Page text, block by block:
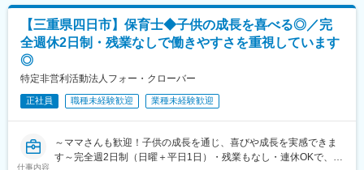
変更の範囲：会社の定める業務
■同社の特徴/キャリアパスについて
雇用するスタッフの労働環境、労働力負担の軽減を目的に最新鋭
将来的に「牧場管理者」「場長」へステップアップを目標とされ
また、担当部署を責任もって取り仕切れる方も歓迎しておりま
■研修制度について
OJT中心に先輩スタッフが優しく教えます。
【三重県四日市】保育士◆子供の成長を喜べる◎／完
全週休2日制・残業なしで働きやすさを重視しています
◎
特定非営利活動法人フォー・クローバー
正社員 職種未経験歓迎 業種未経験歓迎
仕事内容
～ママさんも歓迎！子供の成長を通じ、喜びや成長を実感できま
す～完全週2日制（日曜＋平日1日）・残業もなし・連休OKで、プ